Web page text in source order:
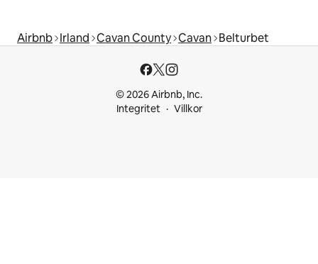
Airbnb Irland Cavan County Cavan Belturbet
© 2026 Airbnb, Inc.
Integritet
Villkor